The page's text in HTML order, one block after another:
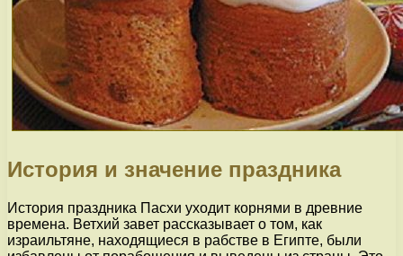
История и значение праздника
История праздника Пасхи уходит корнями в древние
времена. Ветхий завет рассказывает о том, как
израильтяне, находящиеся в рабстве в Египте, были